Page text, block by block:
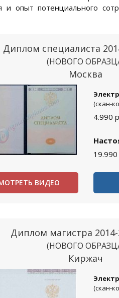
опыт потенциального
Диплом специалиста
(НОВОГО
Москва
(скан-
4.990
19.990
ВИДЕО
Диплом магистра 2014-
(НОВОГО
Киржач
(скан-